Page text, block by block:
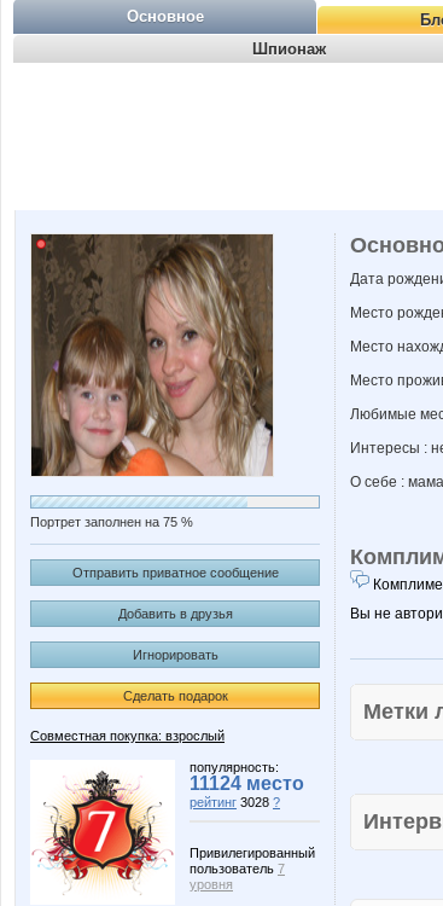
Основное
Шпионаж
Портрет заполнен на 75 %
Отправить приватное сообщение
Добавить в друзья
Игнорировать
Сделать подарок
Совместная покупка: взрослый
популярность:
11124 место
рейтинг 3028 ?
Привилегированный
пользователь 7
уровня
Дата
Место
Место
Место
Любимые
Интересы :
О себе :
Вы не
Метки